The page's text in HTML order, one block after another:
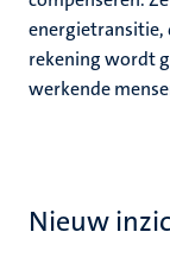
energietransitie,
rekening wordt
werkende
Nieuw